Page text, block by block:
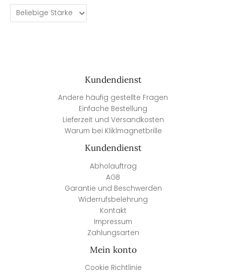
Kundendienst
Andere häufig gestellte Fragen
Einfache Bestellung
Lieferzeit und Versandkosten
Warum bei Kliklmagnetbrille
Kundendienst
Abholauftrag
AGB
Garantie und Beschwerden
Widerrufsbelehrung
Kontakt
Impressum
Zahlungsarten
Mein konto
Cookie Richtlinie